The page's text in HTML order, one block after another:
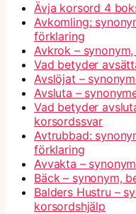
Ävja korsord 4
Avkomling:
förklaring
Avkrok –
Vad betyder
Avslöjat –
Avsluta –
Vad betyder
korsordssvar
Avtrubbad:
förklaring
Avvakta –
Bäck – synonym,
Balders Hustru –
korsordshjälp